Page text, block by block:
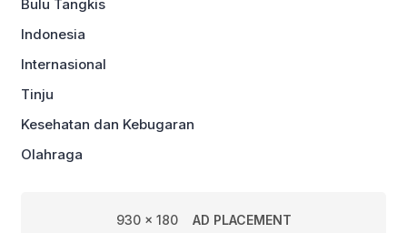
Bulu Tangkis
Indonesia
Internasional
Tinju
Kesehatan dan Kebugaran
Olahraga
930 x 180 AD PLACEMENT